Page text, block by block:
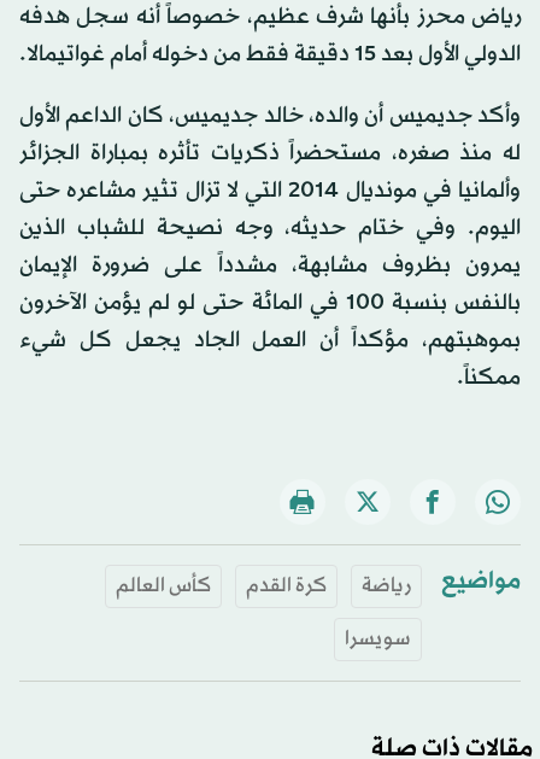
رياض محرز بأنها شرف عظيم، خصوصاً أنه سجل هدفه
الدولي الأول بعد 15 دقيقة فقط من دخوله أمام غواتيمالا.
وأكد جديميس أن والده، خالد جديميس، كان الداعم الأول
له منذ صغره، مستحضراً ذكريات تأثره بمباراة الجزائر
وألمانيا في مونديال 2014 التي لا تزال تثير مشاعره حتى
اليوم. وفي ختام حديثه، وجه نصيحة للشباب الذين
يمرون بظروف مشابهة، مشدداً على ضرورة الإيمان
بالنفس بنسبة 100 في المائة حتى لو لم يؤمن الآخرون
بموهبتهم، مؤكداً أن العمل الجاد يجعل كل شيء
ممكناً.
مواضيع رياضة كرة القدم
كأس العالم
سويسرا
مقالات ذات صلة